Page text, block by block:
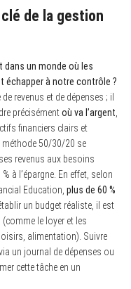
de la gestion
dans un monde où les
échapper à notre contrôle ?
revenus et de dépenses ; il
précisémentoù va l’argent
financiers clairs et
50/30/20 se
revenus aux besoins
à l’épargne. En effet, selon
Education, plus de 60 %
un budget réaliste, il est
le loyer et les
alimentation). Suivre
un journal de dépenses ou
cette tâche en un